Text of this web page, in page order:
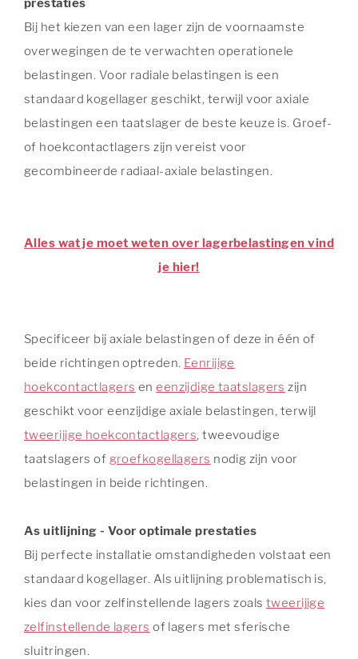
prestaties
Bij het kiezen van een lager zijn de voornaamste
overwegingen de te verwachten operationele
belastingen. Voor radiale belastingen is een
standaard kogellager geschikt, terwijl voor axiale
belastingen een taatslager de beste keuze is. Groef-
of hoekcontactlagers zijn vereist voor
gecombineerde radiaal-axiale belastingen.
Alles wat je moet weten over lagerbelastingen vind
je hier!
Specificeer bij axiale belastingen of deze in één of
beide richtingen optreden. Eenrijige
hoekcontactlagers eneenzijdige taatslagers zijn
geschikt voor eenzijdige axiale belastingen, terwijl
tweerijige hoekcontactlagers, tweevoudige
taatslagers of groefkogellagers nodig zijn voor
belastingen in beide richtingen.
As uitlijning - Voor optimale prestaties
Bij perfecte installatie omstandigheden volstaat een
standaard kogellager. Als uitlijning problematisch is,
kies dan voor zelfinstellende lagers zoals tweerijige
zelfinstellende lagers of lagers met sferische
sluitringen.